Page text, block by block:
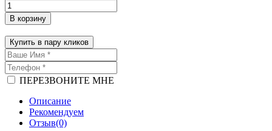
В корзину
Купить в пару кликов
ПЕРЕЗВОНИТЕ МНЕ
Описание
Рекомендуем
Отзыв(0)